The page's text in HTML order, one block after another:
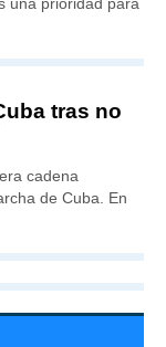
tras no
cadena
de Cuba. En